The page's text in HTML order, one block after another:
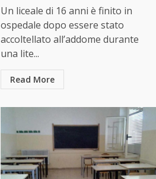
Un liceale di 16 anni è finito in
ospedale dopo essere stato
accoltellato all’addome durante
una lite...
Read More